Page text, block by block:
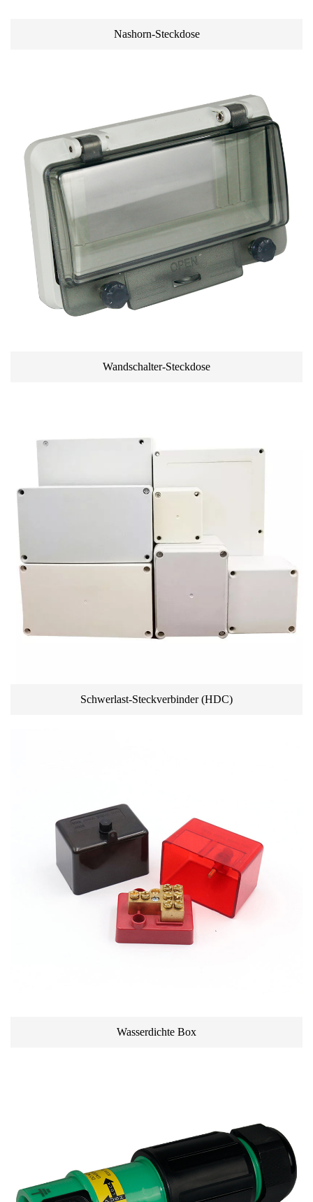
Nashorn-Steckdose
Wandschalter-Steckdose
Schwerlast-Steckverbinder (HDC)
Wasserdichte Box